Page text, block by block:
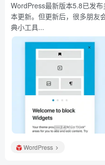
WordPress最新版本5.8已发
本更新。但更新后，很多朋友
典小工具...
WordPress